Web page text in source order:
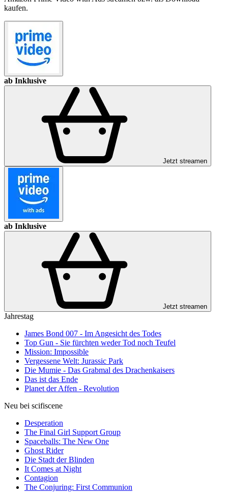
kaufen.
ab Inklusive
Jetzt streamen
ab Inklusive
Jetzt streamen
Jahrestag
James Bond 007 - Im Angesicht des Todes
Top Gun - Sie fürchten weder Tod noch Teufel
Mission: Impossible
Vergessene Welt: Jurassic Park
Die Mumie - Das Grabmal des Drachenkaisers
Das ist das Ende
Planet der Affen - Revolution
Neu bei scifiscene
Desperation
The Final Girl Support Group
Spaceballs: The New One
Ghost Rider
Die Stadt der Blinden
It Comes at Night
Contagion
The Conjuring: First Communion